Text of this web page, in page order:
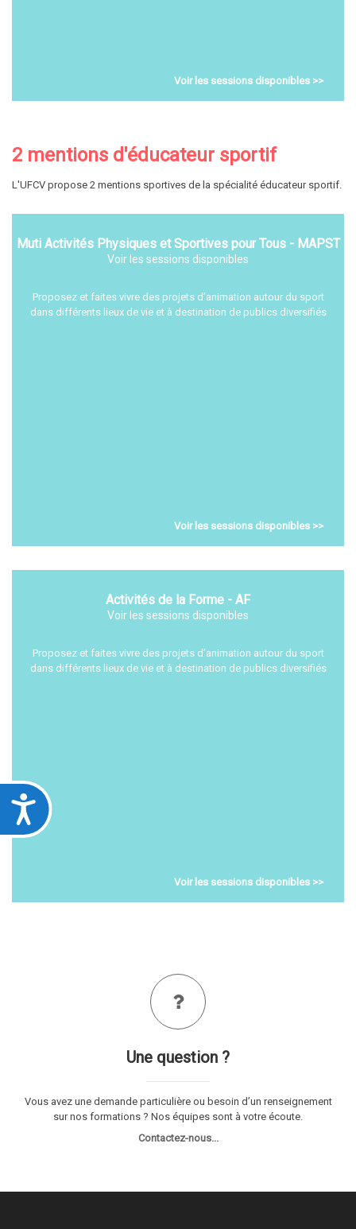
Accessibilité
Voir les sessions disponibles >>
2 mentions d'éducateur sportif
L'UFCV propose 2 mentions sportives de la spécialité éducateur sportif.
Muti Activités Physiques et Sportives pour Tous - MAPST
Voir les sessions disponibles
Proposez et faites vivre des projets d’animation autour du sport
dans différents lieux de vie et à destination de publics diversifiés
Voir les sessions disponibles >>
Activités de la Forme - AF
Voir les sessions disponibles
Proposez et faites vivre des projets d’animation autour du sport
dans différents lieux de vie et à destination de publics diversifiés
Voir les sessions disponibles >>
Une question ?
Vous avez une demande particulière ou besoin d’un renseignement
sur nos formations ? Nos équipes sont à votre écoute.
Contactez-nous...